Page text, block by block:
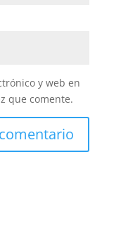
y web en
que comente.